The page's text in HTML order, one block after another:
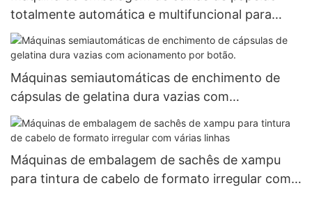
totalmente automática e multifuncional para
alimentos e cosméticos UBM-400
Máquinas semiautomáticas de enchimento de
cápsulas de gelatina dura vazias com
acionamento por botão.
Máquinas de embalagem de sachês de xampu
para tintura de cabelo de formato irregular com